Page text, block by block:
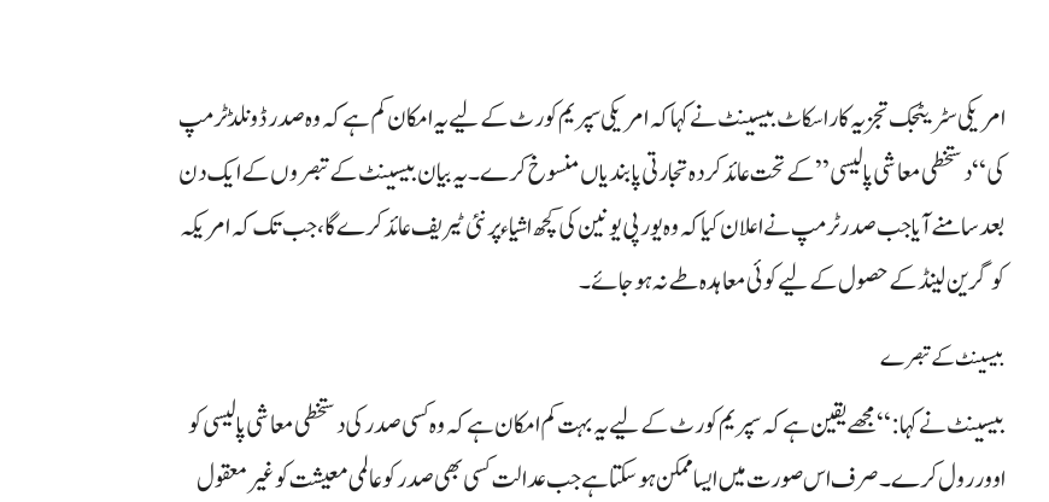
امریکی سٹریٹجک تجزیہ کار اسکاٹ بیسینٹ نے کہا کہ امریکی سپریم کورٹ کے لیے یہ امکان کم ہے کہ وہ صدر ڈونلڈ ٹرمپ
کی “دستخطی معاشی پالیسی” کے تحت عائد کردہ تجارتی پابندیاں منسوخ کرے۔ یہ بیان بیسینٹ کے تبصروں کے ایک دن
بعد سامنے آیا جب صدر ٹرمپ نے اعلان کیا کہ وہ یورپی یونین کی کچھ اشیاء پر نئی ٹیریف عائد کرے گا، جب تک کہ امریکہ
کو گرین لینڈ کے حصول کے لیے کوئی معاہدہ طے نہ ہو جائے۔
بیسینٹ کے تبصرے
بیسینٹ نے کہا: “مجھے یقین ہے کہ سپریم کورٹ کے لیے یہ بہت کم امکان ہے کہ وہ کسی صدر کی دستخطی معاشی پالیسی کو
اوور رول کرے۔ صرف اس صورت میں ایسا ممکن ہو سکتا ہے جب عدالت کسی بھی صدر کو عالمی معیشت کو غیر معقول